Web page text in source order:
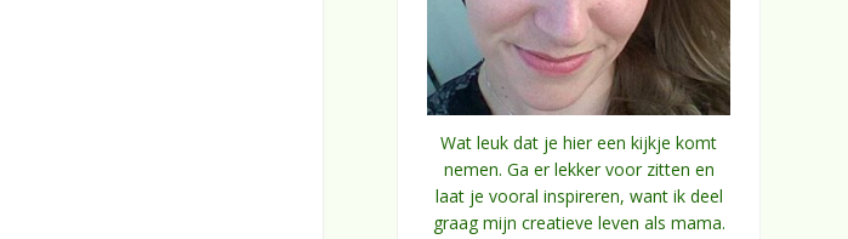
Wat leuk dat je hier een kijkje komt
nemen. Ga er lekker voor zitten en
laat je vooral inspireren, want ik deel
graag mijn creatieve leven als mama.